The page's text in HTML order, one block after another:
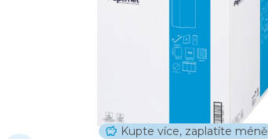
Kupte více, zaplatíte méně